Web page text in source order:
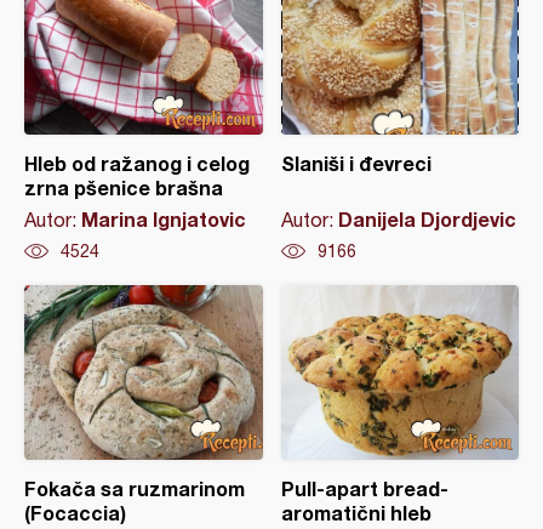
Hleb od ražanog i celog
zrna pšenice brašna
Autor: Marina Ignjatovic
4524
Slaniši i đevreci
Autor: Danijela Djordjevic
9166
Fokača sa ruzmarinom
(Focaccia)
Pull-apart bread-
aromatični hleb